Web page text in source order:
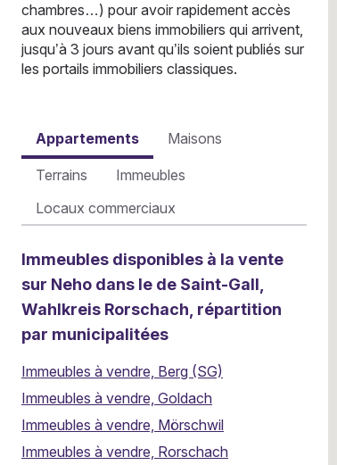
chambres…) pour avoir rapidement accès
aux nouveaux biens immobiliers qui arrivent,
jusqu’à 3 jours avant qu’ils soient publiés sur
les portails immobiliers classiques.
Appartements Maisons
Terrains
Immeubles
Locaux commerciaux
Immeubles disponibles à la vente
sur Neho dans le de Saint-Gall,
Wahlkreis Rorschach, répartition
par municipalitées
Immeubles à vendre, Berg (SG)
Immeubles à vendre, Goldach
Immeubles à vendre, Mörschwil
Immeubles à vendre, Rorschach